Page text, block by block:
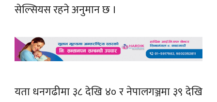
सेल्सियस रहने अनुमान छ ।
यता धनगढीमा ३८ देखि ४० र नेपालगञ्जमा ३९ देखि